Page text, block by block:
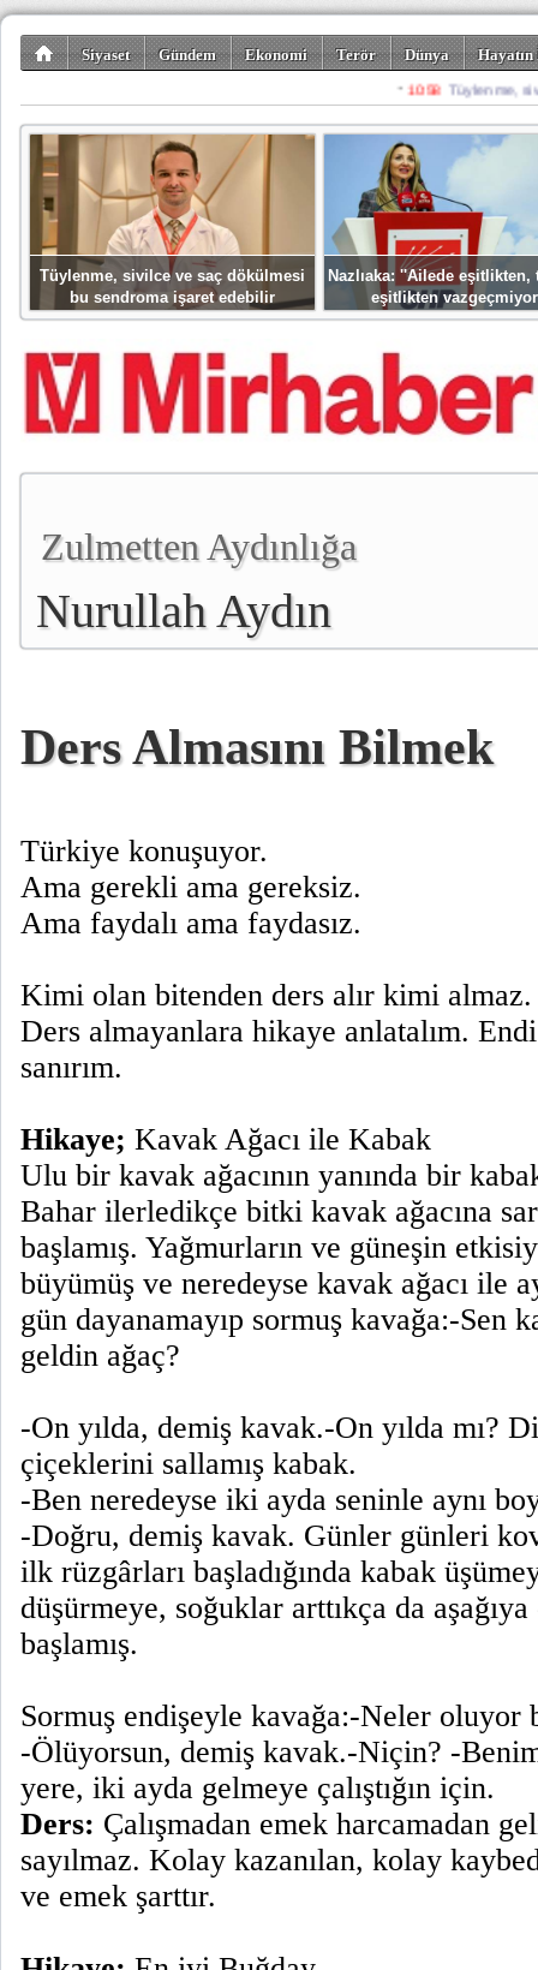
Siyaset Gündem Ekonomi Terör Dünya
Spor Misafir
Tüylenme, sivilce ve saç dökülmesi
bu sendroma işaret edebilir
Nazlıaka: ''Ailede eşitlikten,
eşitlikten
Zulmetten Aydınlığa
Nurullah Aydın
Ders Almasını Bilmek
Türkiye konuşuyor.
Ama gerekli ama gereksiz.
Ama faydalı ama faydasız.
Kimi olan bitenden ders alır kimi almaz.
Ders almayanlara hikaye anlatalım.
sanırım.
Hikaye; Kavak Ağacı ile Kabak
Ulu bir kavak ağacının yanında bir
Bahar ilerledikçe bitki kavak ağacına
başlamış. Yağmurların ve güneşin
büyümüş ve neredeyse kavak ağacı ile
gün dayanamayıp sormuş kavağa:-Sen
geldin ağaç?
-On yılda, demiş kavak.-On yılda mı?
çiçeklerini sallamış kabak.
-Ben neredeyse iki ayda seninle aynı
-Doğru, demiş kavak. Günler günleri
ilk rüzgârları başladığında kabak
düşürmeye, soğuklar arttıkça da
başlamış.
Sormuş endişeyle kavağa:-Neler oluyor
-Ölüyorsun, demiş kavak.-Niçin? -
yere, iki ayda gelmeye çalıştığın için.
Ders: Çalışmadan emek harcamadan
sayılmaz. Kolay kazanılan, kolay
ve emek şarttır.